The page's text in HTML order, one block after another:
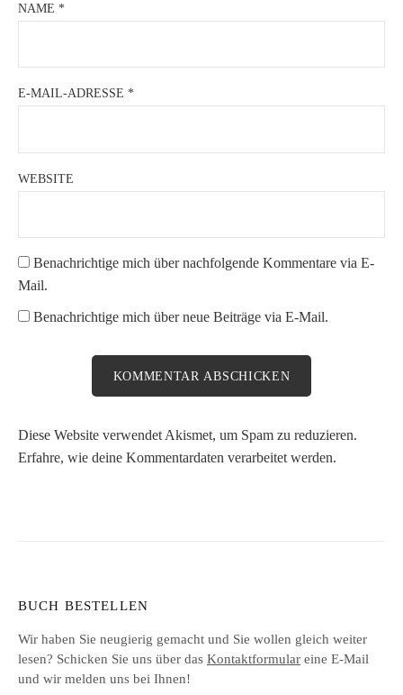
NAME *
E-MAIL-ADRESSE *
WEBSITE
Benachrichtige mich über nachfolgende Kommentare via E-
Mail.
Benachrichtige mich über neue Beiträge via E-Mail.
Diese Website verwendet Akismet, um Spam zu reduzieren.
Erfahre, wie deine Kommentardaten verarbeitet werden.
BUCH BESTELLEN
Wir haben Sie neugierig gemacht und Sie wollen gleich weiter
lesen? Schicken Sie uns über das Kontaktformular eine E-Mail
und wir melden uns bei Ihnen!